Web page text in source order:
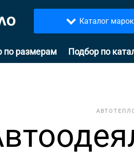
Каталог
по размерам Подбор по